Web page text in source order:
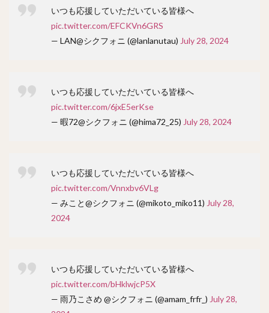
いつも応援していただいている皆様へ
pic.twitter.com/EFCKVn6GRS
— LAN@シクフォニ (@lanlanutau) July 28, 2024
いつも応援していただいている皆様へ
pic.twitter.com/6jxE5erKse
— 暇72@シクフォニ (@hima72_25) July 28, 2024
いつも応援していただいている皆様へ
pic.twitter.com/Vnnxbv6VLg
— みこと@シクフォニ (@mikoto_miko11) July 28,
2024
いつも応援していただいている皆様へ
pic.twitter.com/bHklwjcP5X
— 雨乃こさめ @シクフォニ (@amam_frfr_) July 28,